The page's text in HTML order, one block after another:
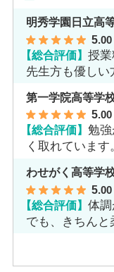
明秀学園日立高
5.00
【総合評価】授業
先生方も優しい
第一学院高等学
5.00
【総合評価】勉
く取れていま
で良いと思いま
わせがく高等学
5.00
【総合評価】体
でも、きちんと